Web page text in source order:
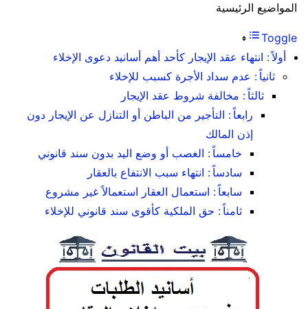
المواضيع الرئيسية
Toggle
أولاً : انتهاء عقد الإيجار كأحد أهم أسانيد دعوى الإخلاء
ثانياً : عدم سداد الأجرة كسبب للإخلاء
ثالثاً : مخالفة شروط عقد الإيجار
رابعاً : التأجير من الباطن أو التنازل عن الإيجار دون
إذن المالك
خامساً : الغصب أو وضع اليد بدون سند قانوني
سادساً : انتهاء سبب الانتفاع بالعقار
سابعاً : استعمال العقار استعمالاً غير مشروع
ثامناً : حق الملكية كأقوى سند قانوني للإخلاء